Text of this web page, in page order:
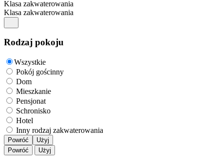
Klasa zakwaterowania
Klasa zakwaterowania
Rodzaj pokoju
Wszystkie
Pokój gościnny
Dom
Mieszkanie
Pensjonat
Schronisko
Hotel
Inny rodzaj zakwaterowania
Powróć
Użyj
Powróć
Użyj